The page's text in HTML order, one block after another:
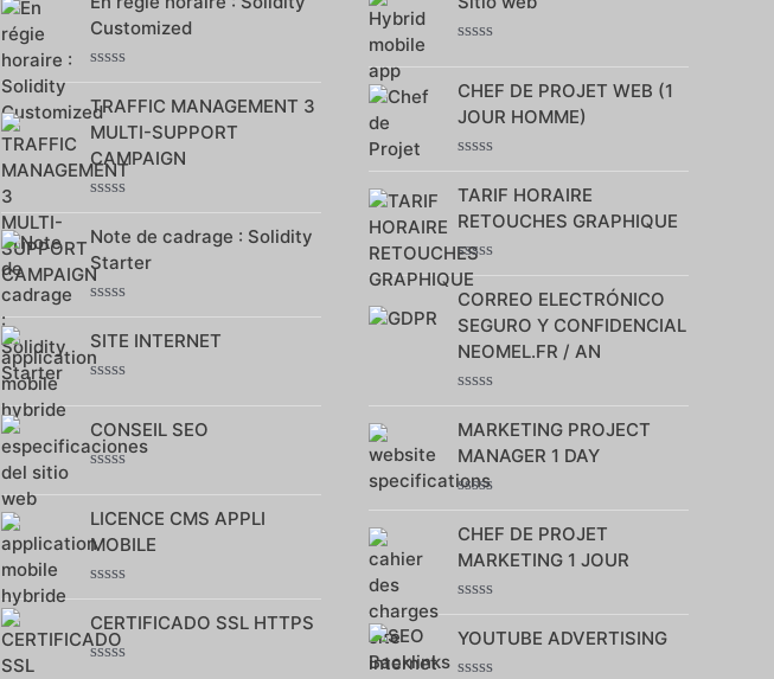
Customized
0
sur
5
TRAFFIC MANAGEMENT 3
MULTI-SUPPORT
CAMPAIGN
0
sur
5
Note de cadrage : Solidity
Starter
0
sur
5
SITE INTERNET
sur
5
CONSEIL SEO
sur
5
LICENCE CMS APPLI
MOBILE
0
sur
5
CERTIFICADO SSL HTTPS
sur
5
CHEF DE PROJET WEB (1
JOUR HOMME)
0
sur
5
TARIF HORAIRE
RETOUCHES GRAPHIQUE
Note
0
sur
5
CORREO ELECTRÓNICO
SEGURO Y CONFIDENCIAL
NEOMEL.FR / AN
0
sur
5
MARKETING PROJECT
MANAGER 1 DAY
0
sur
5
CHEF DE PROJET
MARKETING 1 JOUR
0
sur
5
YOUTUBE ADVERTISING